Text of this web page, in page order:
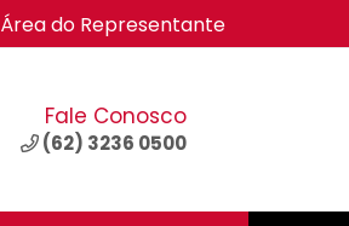
Área do Representante
Fale Conosco
(62) 3236 0500